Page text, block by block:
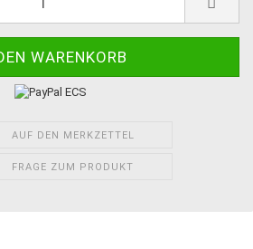
AUF DEN MERKZETTEL
FRAGE ZUM PRODUKT